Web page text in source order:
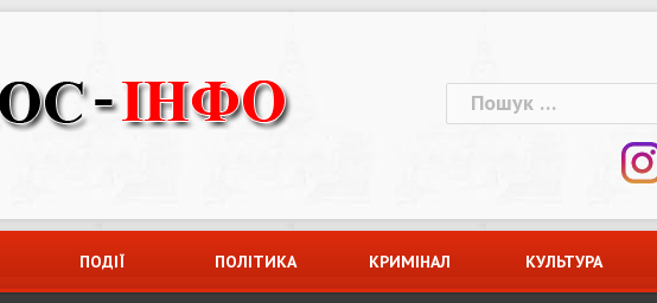
Пошук:
ПОДІЇ ПОЛІТИКА КРИМІНАЛ КУЛЬТУРА